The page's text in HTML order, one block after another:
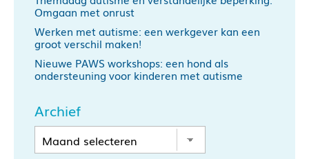
Omgaan met onrust
Werken met autisme: een werkgever kan een
groot verschil maken!
Nieuwe PAWS workshops: een hond als
ondersteuning voor kinderen met autisme
Archief